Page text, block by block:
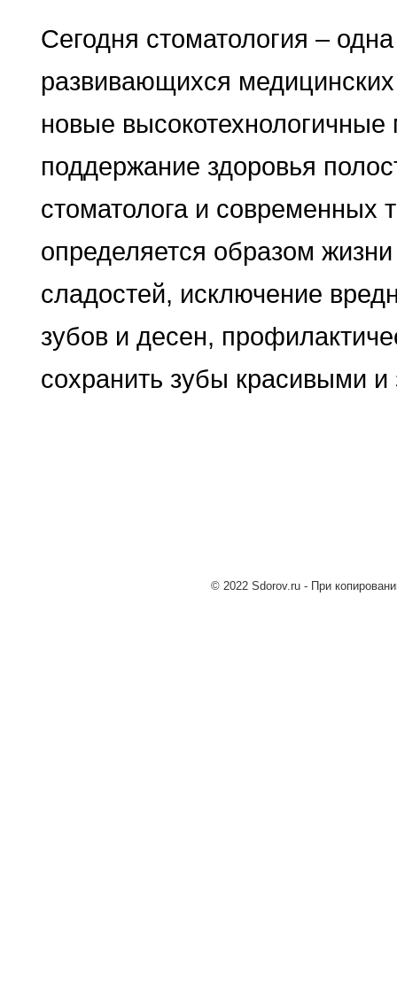
Сегодня стоматология –
развивающихся
новые
поддержание здоровья
стоматолога и современных
определяется образом
сладостей, исключение
зубов и десен,
сохранить зубы красивыми
© 2022 Sdorov.ru - При